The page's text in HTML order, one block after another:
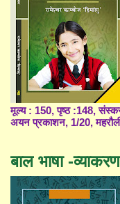
मूल्य : 150, पृष्ठ :148,
अयन प्रकाशन, 1/20,
बाल भाषा -व्याकरण